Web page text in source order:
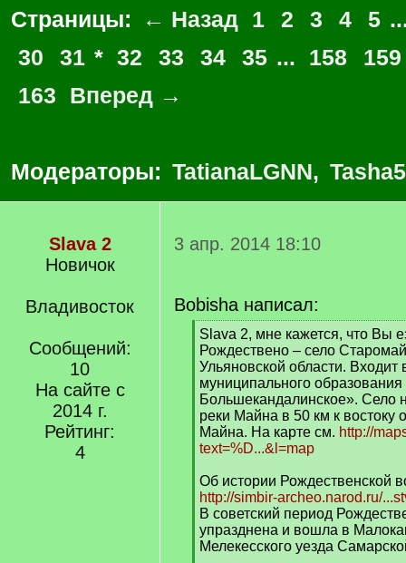
Страницы: ← Назад 1 2 3 4 5
30
31 * 32 33 34 35 ... 158
159
163
Вперед →
Модераторы: TatianaLGNN,
Slava 2
Новичок
Владивосток
Сообщений:
10
На сайте с
2014 г.
Рейтинг:
4
3 апр. 2014 18:10
Bobisha написал:
[
q
]
Slava 2, мне кажется, что Вы
Рождествено – село
Ульяновской области. Входит
муниципального
Большекандалинское». Село
реки Майна в 50 км к востоку
Майна. На карте см. http://
text=%D...&l=map
Об истории Рождественской
http://simbir-archeo.narod.ru/
В советский период
упразднена и вошла в
Мелекесского уезда